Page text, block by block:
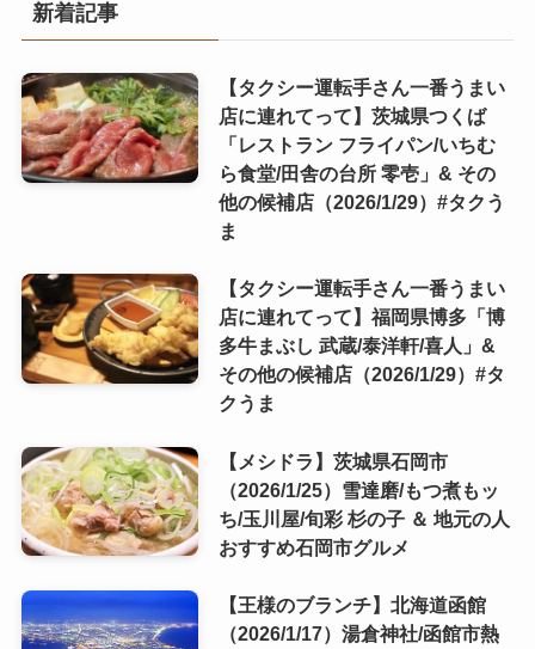
新着記事
【タクシー運転手さん一番うまい
店に連れてって】茨城県つくば
「レストラン フライパン/いちむ
ら食堂/田舎の台所 零壱」& その
他の候補店（2026/1/29）#タクう
ま
【タクシー運転手さん一番うまい
店に連れてって】福岡県博多「博
多牛まぶし 武蔵/泰洋軒/喜人」&
その他の候補店（2026/1/29）#タ
クうま
【メシドラ】茨城県石岡市
（2026/1/25）雪達磨/もつ煮もッ
ち/玉川屋/旬彩 杉の子 ＆ 地元の人
おすすめ石岡市グルメ
【王様のブランチ】北海道函館
（2026/1/17）湯倉神社/函館市熱